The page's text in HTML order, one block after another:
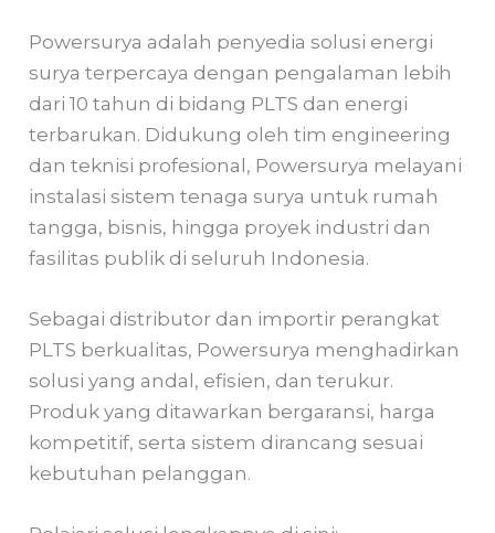
Powersurya adalah penyedia solusi energi
surya terpercaya dengan pengalaman lebih
dari 10 tahun di bidang PLTS dan energi
terbarukan. Didukung oleh tim engineering
dan teknisi profesional, Powersurya melayani
instalasi sistem tenaga surya untuk rumah
tangga, bisnis, hingga proyek industri dan
fasilitas publik di seluruh Indonesia.
Sebagai distributor dan importir perangkat
PLTS berkualitas, Powersurya menghadirkan
solusi yang andal, efisien, dan terukur.
Produk yang ditawarkan bergaransi, harga
kompetitif, serta sistem dirancang sesuai
kebutuhan pelanggan.